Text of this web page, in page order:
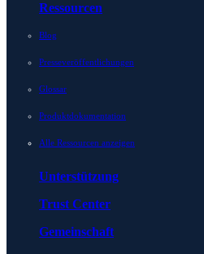
Ressourcen
Blog
Presseveröffentlichungen
Glossar
Produktdokumentation
Alle Ressourcen anzeigen
Unterstützung
Trust Center
Gemeinschaft